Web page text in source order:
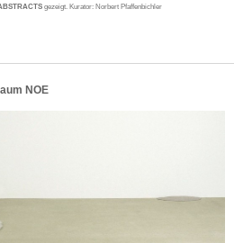
gezeigt. Kurator: Norbert Pfaffenbichler
NOE